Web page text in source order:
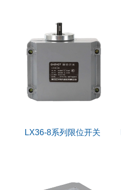
LX36-8系列限位开关